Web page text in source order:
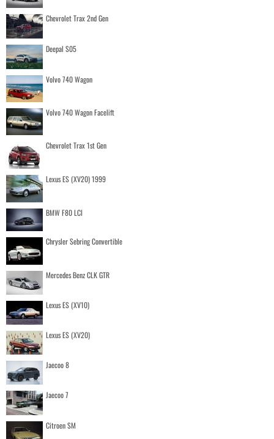
Chevrolet Trax 2nd Gen
Deepal S05
Volvo 740 Wagon
Volvo 740 Wagon Facelift
Chevrolet Trax 1st Gen
Lexus ES (XV20) 1999
BMW F80 LCI
Chrysler Sebring Convertible
Mercedes Benz CLK GTR
Lexus ES (XV10)
Lexus ES (XV20)
Jaecoo 8
Jaecoo 7
Citroen SM